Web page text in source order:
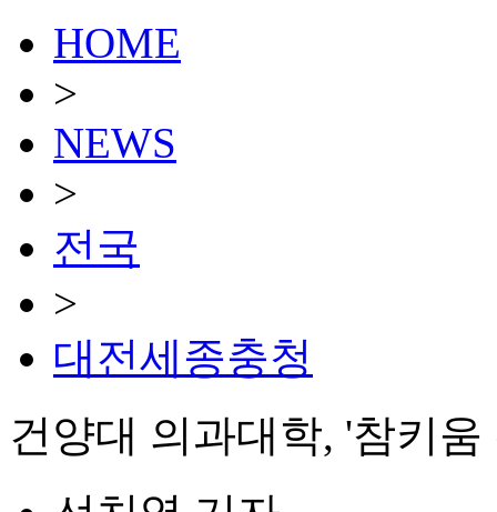
HOME
>
NEWS
>
전국
>
대전세종충청
건양대 의과대학, '참키